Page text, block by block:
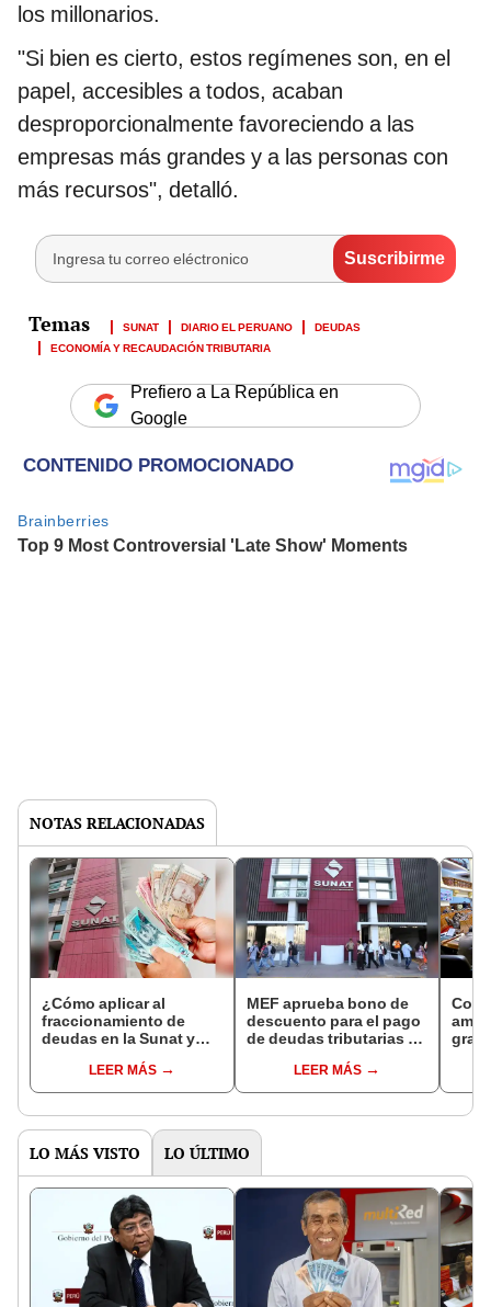
los millonarios.
"Si bien es cierto, estos regímenes son, en el
papel, accesibles a todos, acaban
desproporcionalmente favoreciendo a las
empresas más grandes y a las personas con
más recursos", detalló.
SUNAT DIARIO EL PERUANO
DEUDAS
ECONOMÍA Y RECAUDACIÓN TRIBUTARIA
Prefiero a La República en
Google
NOTAS RELACIONADAS
¿Cómo aplicar al
fraccionamiento de
deudas en la Sunat y
LEER MÁS
MEF aprueba bono de
descuento para el pago
de deudas tributarias a
LEER MÁS
LO MÁS VISTO LO ÚLTIMO